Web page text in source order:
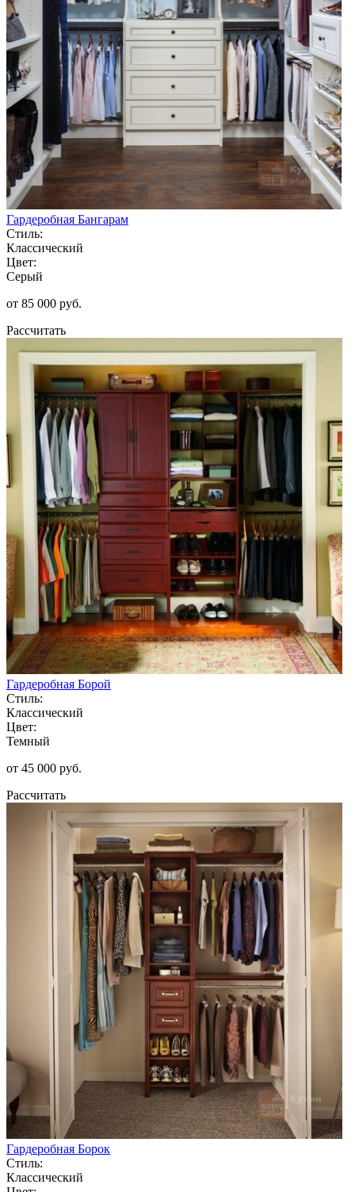
Гардеробная Бангарам
Стиль:
Классический
Цвет:
Серый
от 85 000 руб.
Рассчитать
Гардеробная Борой
Стиль:
Классический
Цвет:
Темный
от 45 000 руб.
Рассчитать
Гардеробная Борок
Стиль:
Классический